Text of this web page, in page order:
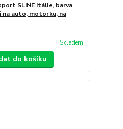
SLINE Itálie, barva
auto, motorku, na
Skladem
do košíku